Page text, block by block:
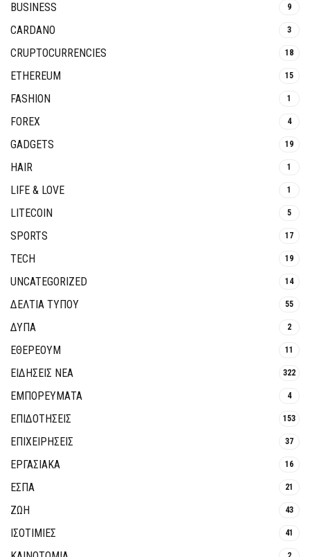
BUSINESS 9
CARDANO 3
CRUPTOCURRENCIES 18
ETHEREUM 15
FASHION 1
FOREX 4
GADGETS 19
HAIR 1
LIFE & LOVE 1
LITECOIN 5
SPORTS 17
TECH 19
UNCATEGORIZED 14
ΔΕΛΤΙΑ ΤΥΠΟΥ 55
ΔΥΠΑ 2
ΕΘΈΡΕΟΥΜ 11
ΕΙΔΗΣΕΙΣ ΝΕΑ 322
ΕΜΠΟΡΕΥΜΑΤΑ 4
ΕΠΙΔΟΤΗΣΕΙΣ 153
ΕΠΙΧΕΙΡΗΣΕΙΣ 37
ΕΡΓΑΣΙΑΚΑ 16
ΕΣΠΑ 21
ΖΩΗ 43
ΙΣΟΤΙΜΙΕΣ 41